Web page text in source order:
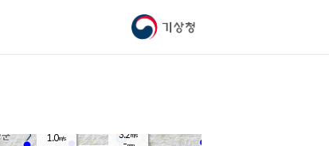
기상청
1.0m/s 3.2m/s